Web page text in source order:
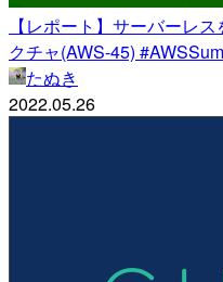
【レポート】サーバーレ
クチャ(AWS-45)
たぬき
2022.05.26